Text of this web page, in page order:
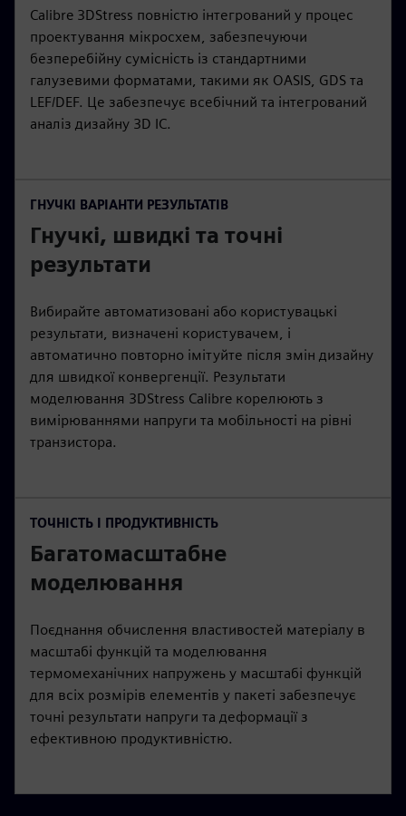
Calibre 3DStress повністю інтегрований у процес
проектування мікросхем, забезпечуючи
безперебійну сумісність із стандартними
галузевими форматами, такими як OASIS, GDS та
LEF/DEF. Це забезпечує всебічний та інтегрований
аналіз дизайну 3D IC.
ГНУЧКІ ВАРІАНТИ РЕЗУЛЬТАТІВ
Гнучкі, швидкі та точні
результати
Вибирайте автоматизовані або користувацькі
результати, визначені користувачем, і
автоматично повторно імітуйте після змін дизайну
для швидкої конвергенції. Результати
моделювання 3DStress Calibre корелюють з
вимірюваннями напруги та мобільності на рівні
транзистора.
ТОЧНІСТЬ І ПРОДУКТИВНІСТЬ
Багатомасштабне
моделювання
Поєднання обчислення властивостей матеріалу в
масштабі функцій та моделювання
термомеханічних напружень у масштабі функцій
для всіх розмірів елементів у пакеті забезпечує
точні результати напруги та деформації з
ефективною продуктивністю.